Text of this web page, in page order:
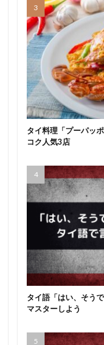
タイ料理「プーパッ
コク人気3店
タイ語「はい、そう
マスターしよう